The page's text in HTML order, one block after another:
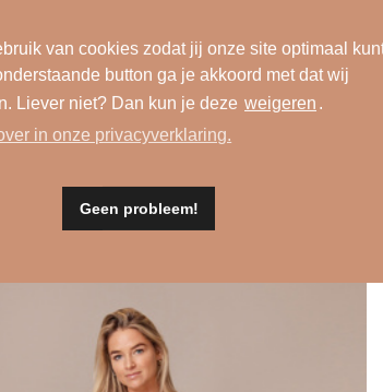
van cookies zodat jij onze site optimaal
button ga je akkoord met dat wij
Liever niet? Dan kun je deze weigeren .
in onze privacyverklaring.
Geen probleem!
leuk